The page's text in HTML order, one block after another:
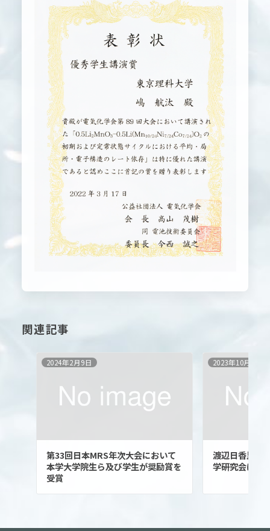
関連記事
2024年2月9日
第33回日本MRS年次大会において
本学大学院生ら及び学生が奨励賞を
受賞
2023年10月30日
渡辺日香里助
学研究会にお